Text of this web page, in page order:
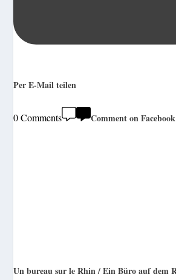
Per E-Mail teilen
0 Comments Comment on Facebook
Un bureau sur le Rhin / Ein Büro auf dem